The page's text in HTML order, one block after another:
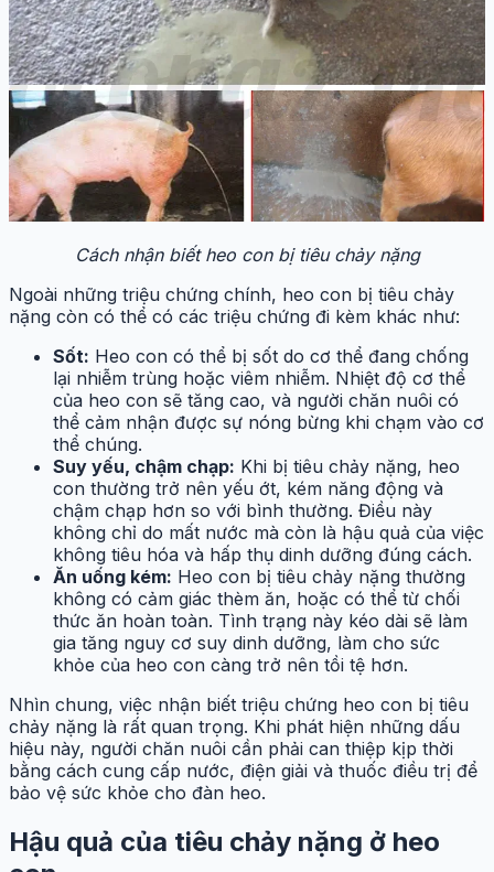
Cách nhận biết heo con bị tiêu chảy nặng
Ngoài những triệu chứng chính, heo con bị tiêu chảy
nặng còn có thể có các triệu chứng đi kèm khác như:
Sốt: Heo con có thể bị sốt do cơ thể đang chống
lại nhiễm trùng hoặc viêm nhiễm. Nhiệt độ cơ thể
của heo con sẽ tăng cao, và người chăn nuôi có
thể cảm nhận được sự nóng bừng khi chạm vào cơ
thể chúng.
Suy yếu, chậm chạp: Khi bị tiêu chảy nặng, heo
con thường trở nên yếu ớt, kém năng động và
chậm chạp hơn so với bình thường. Điều này
không chỉ do mất nước mà còn là hậu quả của việc
không tiêu hóa và hấp thụ dinh dưỡng đúng cách.
Ăn uống kém: Heo con bị tiêu chảy nặng thường
không có cảm giác thèm ăn, hoặc có thể từ chối
thức ăn hoàn toàn. Tình trạng này kéo dài sẽ làm
gia tăng nguy cơ suy dinh dưỡng, làm cho sức
khỏe của heo con càng trở nên tồi tệ hơn.
Nhìn chung, việc nhận biết triệu chứng heo con bị tiêu
chảy nặng là rất quan trọng. Khi phát hiện những dấu
hiệu này, người chăn nuôi cần phải can thiệp kịp thời
bằng cách cung cấp nước, điện giải và thuốc điều trị để
bảo vệ sức khỏe cho đàn heo.
Hậu quả của tiêu chảy nặng ở heo